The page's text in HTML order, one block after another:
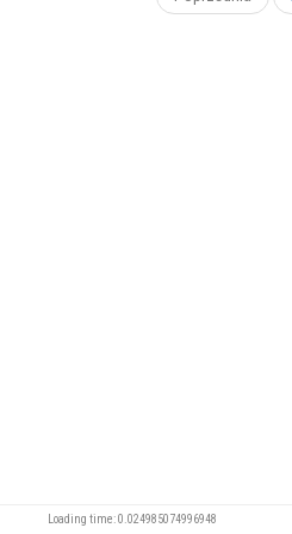
Loading time: 0.024985074996948